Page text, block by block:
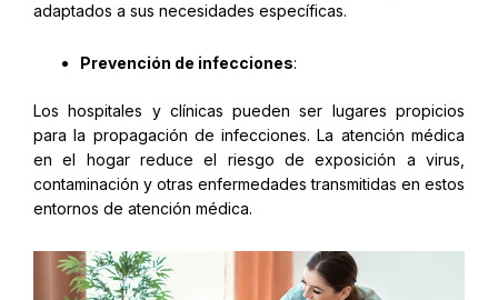
adaptados a sus necesidades específicas.
Prevención de infecciones:
Los hospitales y clínicas pueden ser lugares propicios
para la propagación de infecciones. La atención médica
en el hogar reduce el riesgo de exposición a virus,
contaminación y otras enfermedades transmitidas en estos
entornos de atención médica.